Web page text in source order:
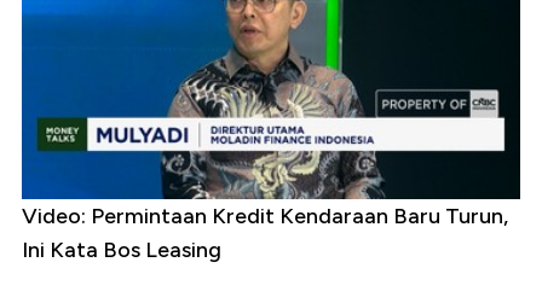
Video: Permintaan Kredit Kendaraan Baru Turun,
Ini Kata Bos Leasing